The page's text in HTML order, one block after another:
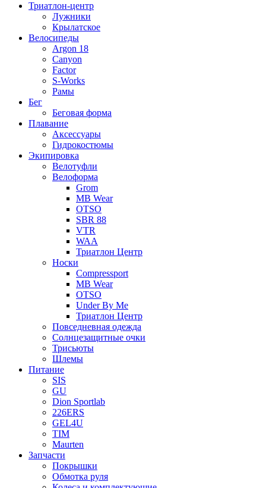
Триатлон-центр
Лужники
Крылатское
Велосипеды
Argon 18
Canyon
Factor
S-Works
Рамы
Бег
Беговая форма
Плавание
Аксессуары
Гидрокостюмы
Экипировка
Велотуфли
Велоформа
Grom
MB Wear
OTSO
SBR 88
VTR
WAA
Триатлон Центр
Носки
Compressport
MB Wear
OTSO
Under By Me
Триатлон Центр
Повседневная одежда
Солнцезащитные очки
Трисьюты
Шлемы
Питание
SIS
GU
Dion Sportlab
226ERS
GEL4U
TIM
Maurten
Запчасти
Покрышки
Обмотка руля